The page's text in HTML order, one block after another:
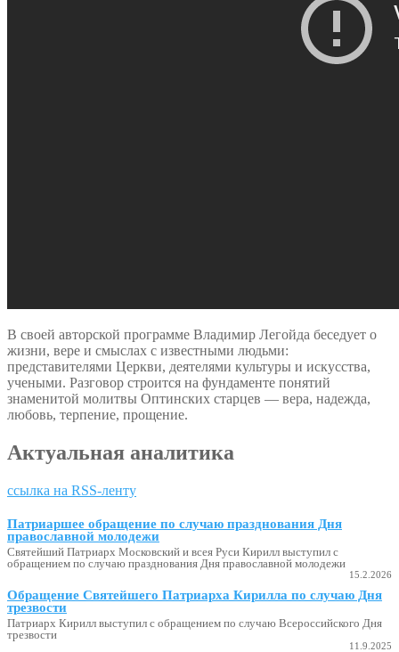
В своей авторской программе Владимир Легойда беседует о
жизни, вере и смыслах с известными людьми:
представителями Церкви, деятелями культуры и искусства,
учеными. Разговор строится на фундаменте понятий
знаменитой молитвы Оптинских старцев — вера, надежда,
любовь, терпение, прощение.
Актуальная аналитика
ссылка на RSS-ленту
Патриаршее обращение по случаю празднования Дня
православной молодежи
Святейший Патриарх Московский и всея Руси Кирилл выступил с
обращением по случаю празднования Дня православной молодежи
15.2.2026
Обращение Святейшего Патриарха Кирилла по случаю Дня
трезвости
Патриарх Кирилл выступил с обращением по случаю Всероссийского Дня
трезвости
11.9.2025